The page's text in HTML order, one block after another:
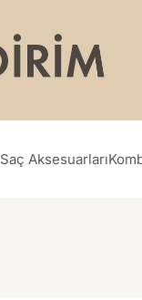
Saç Aksesuarları